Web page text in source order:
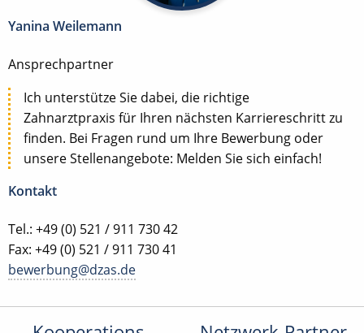
Yanina Weilemann
Ansprechpartner
Ich unterstütze Sie dabei, die richtige
Zahnarztpraxis für Ihren nächsten Karriereschritt zu
finden. Bei Fragen rund um Ihre Bewerbung oder
unsere Stellenangebote: Melden Sie sich einfach!
Kontakt
Tel.: +49 (0) 521 / 911 730 42
Fax: +49 (0) 521 / 911 730 41
bewerbung@dzas.de